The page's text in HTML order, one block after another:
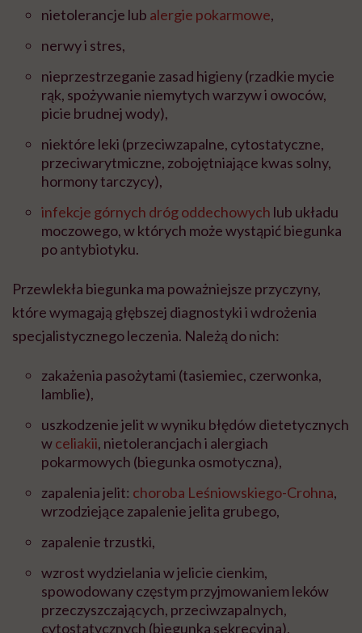
nietolerancje lub alergie pokarmowe,
nerwy i stres,
nieprzestrzeganie zasad higieny (rzadkie mycie
rąk, spożywanie niemytych warzyw i owoców,
picie brudnej wody),
niektóre leki (przeciwzapalne, cytostatyczne,
przeciwarytmiczne, zobojętniające kwas solny,
hormony tarczycy),
infekcje górnych dróg oddechowych lub układu
moczowego, w których może wystąpić biegunka
po antybiotyku.
Przewlekła biegunka ma poważniejsze przyczyny,
które wymagają głębszej diagnostyki i wdrożenia
specjalistycznego leczenia. Należą do nich:
zakażenia pasożytami (tasiemiec, czerwonka,
lamblie),
uszkodzenie jelit w wyniku błędów dietetycznych
wceliakii, nietolerancjach i alergiach
pokarmowych (biegunka osmotyczna),
zapalenia jelit: choroba Leśniowskiego-Crohna,
wrzodziejące zapalenie jelita grubego,
zapalenie trzustki,
wzrost wydzielania w jelicie cienkim,
spowodowany częstym przyjmowaniem leków
przeczyszczających, przeciwzapalnych,
cytostatycznych (biegunka sekrecyjna).